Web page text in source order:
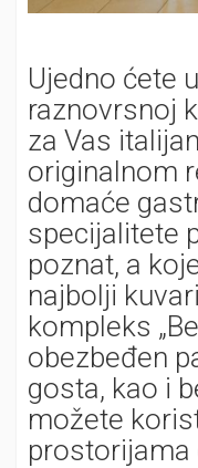
Ujedno ćete
raznovrsnoj
za Vas
originalnom
domaće
specijalitete
poznat, a
najbolji
kompleks
obezbeđen
gosta, kao i
možete
prostorijama